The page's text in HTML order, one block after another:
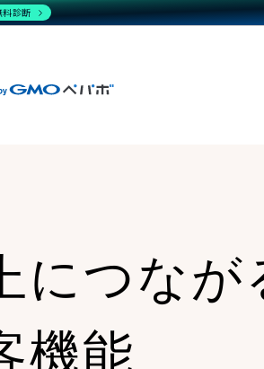
WordPress導入
モバイルアプリ
複数店舗との連
を見る
につなが
機能
料診断